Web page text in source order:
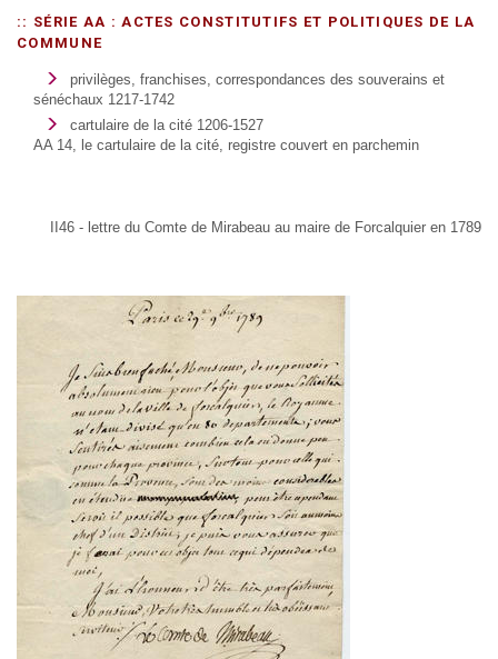
:: SÉRIE AA : ACTES CONSTITUTIFS ET POLITIQUES DE LA
COMMUNE
privilèges, franchises, correspondances des souverains et
sénéchaux 1217-1742
cartulaire de la cité 1206-1527
AA 14, le cartulaire de la cité, registre couvert en parchemin
II46 - lettre du Comte de Mirabeau au maire de Forcalquier en 1789